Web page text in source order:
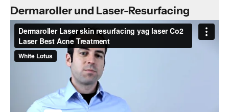
Dermaroller und Laser-Resurfacing